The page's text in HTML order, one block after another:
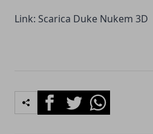
Link: Scarica Duke Nukem 3D
FacebookTwitterWhatsapp